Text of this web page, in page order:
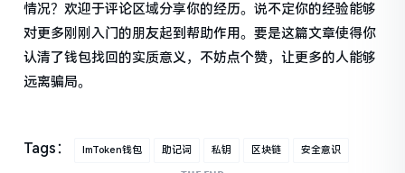
情况？欢迎于评论区域分享你的经历。说不定你的经验能够
对更多刚刚入门的朋友起到帮助作用。要是这篇文章使得你
认清了钱包找回的实质意义，不妨点个赞，让更多的人能够
远离骗局。
Tags： ImToken钱包 助记词 私钥 区块链 安全意识